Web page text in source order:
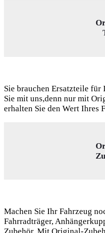
Sie brauchen Ersatzteile für
Sie mit uns,denn nur mit
erhalten Sie den Wert Ihres
Machen Sie Ihr Fahrzeug
Fahrradträger,